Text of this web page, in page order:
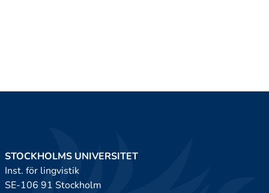
STOCKHOLMS UNIVERSITET
Inst. för lingvistik
SE-106 91 Stockholm